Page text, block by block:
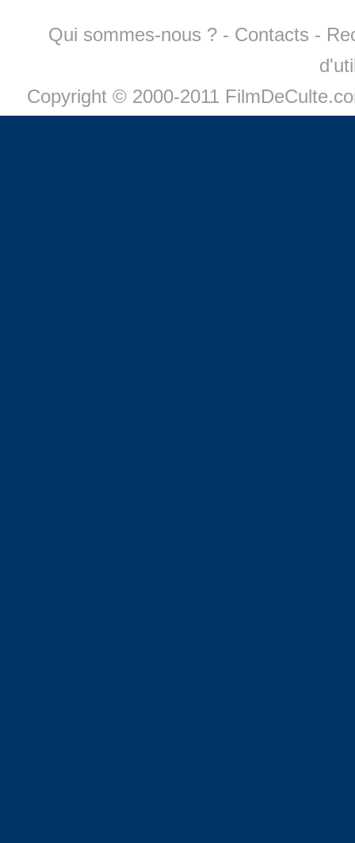
Qui sommes-nous ? - Contacts -
Copyright © 2000-2011